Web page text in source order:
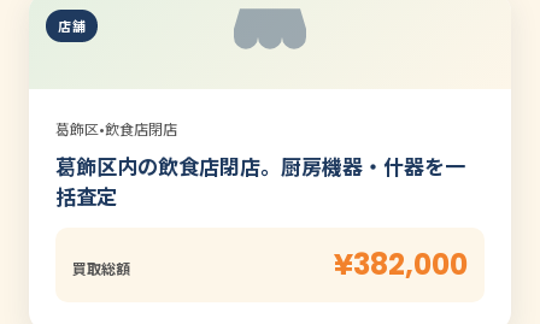
店舗
葛飾区•飲食店閉店
葛飾区内の飲食店閉店。厨房機器・什器を一
括査定
買取総額 ¥382,000